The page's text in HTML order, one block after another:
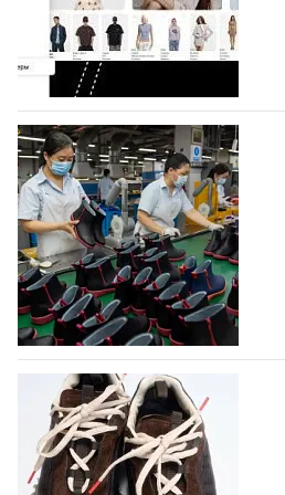
Гуанчжоу, столице моды Китая,
профессиональной обувной
объединяющей разработку,
07.08.2026 490
На платформе Lamoda -
условия продвижения
дизайнерских марок
Российский маркетплейс
раздел для продажи продукции
дизайнерских марок одежды,
Бренды также получат
06.08.2026 657
Объем мирового
2025 году практически
В 2025 году мировое